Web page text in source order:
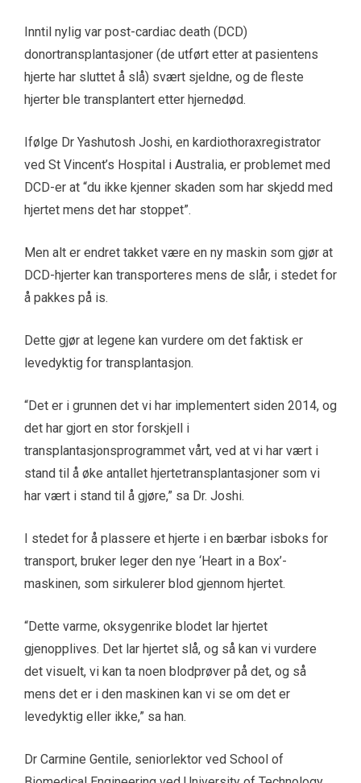
Inntil nylig var post-cardiac death (DCD)
donortransplantasjoner (de utført etter at pasientens
hjerte har sluttet å slå) svært sjeldne, og de fleste
hjerter ble transplantert etter hjernedød.
Ifølge Dr Yashutosh Joshi, en kardiothoraxregistrator
ved St Vincent’s Hospital i Australia, er problemet med
DCD-er at “du ikke kjenner skaden som har skjedd med
hjertet mens det har stoppet”.
Men alt er endret takket være en ny maskin som gjør at
DCD-hjerter kan transporteres mens de slår, i stedet for
å pakkes på is.
Dette gjør at legene kan vurdere om det faktisk er
levedyktig for transplantasjon.
“Det er i grunnen det vi har implementert siden 2014, og
det har gjort en stor forskjell i
transplantasjonsprogrammet vårt, ved at vi har vært i
stand til å øke antallet hjertetransplantasjoner som vi
har vært i stand til å gjøre,” sa Dr. Joshi.
I stedet for å plassere et hjerte i en bærbar isboks for
transport, bruker leger den nye ‘Heart in a Box’-
maskinen, som sirkulerer blod gjennom hjertet.
“Dette varme, oksygenrike blodet lar hjertet
gjenopplives. Det lar hjertet slå, og så kan vi vurdere
det visuelt, vi kan ta noen blodprøver på det, og så
mens det er i den maskinen kan vi se om det er
levedyktig eller ikke,” sa han.
Dr Carmine Gentile, seniorlektor ved School of